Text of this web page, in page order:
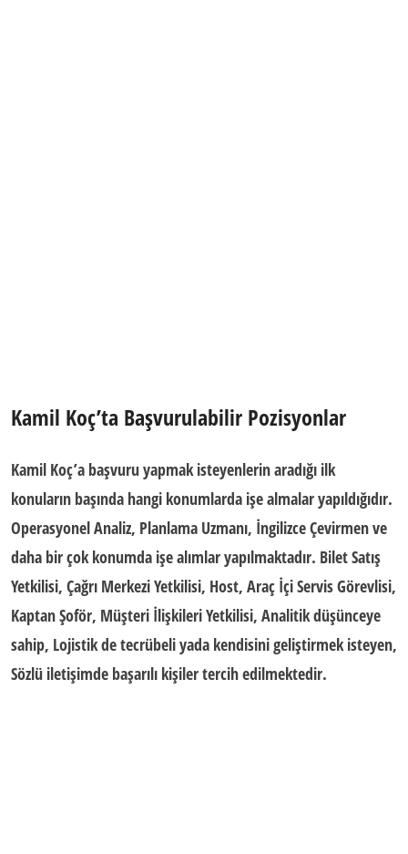
Kamil Koç’ta Başvurulabilir Pozisyonlar
Kamil Koç’a başvuru yapmak isteyenlerin aradığı ilk
konuların başında hangi konumlarda işe almalar yapıldığıdır.
Operasyonel Analiz, Planlama Uzmanı, İngilizce Çevirmen ve
daha bir çok konumda işe alımlar yapılmaktadır. Bilet Satış
Yetkilisi, Çağrı Merkezi Yetkilisi, Host, Araç İçi Servis Görevlisi,
Kaptan Şoför, Müşteri İlişkileri Yetkilisi, Analitik düşünceye
sahip, Lojistik de tecrübeli yada kendisini geliştirmek isteyen,
Sözlü iletişimde başarılı kişiler tercih edilmektedir.